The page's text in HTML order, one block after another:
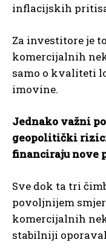
inflacijskih
Za investitore je
komercijalnih
samo o kvaliteti
imovine.
Jednako važni
geopolitički
financiraju nove
Sve dok ta tri
povoljnijem
komercijalnih
stabilniji